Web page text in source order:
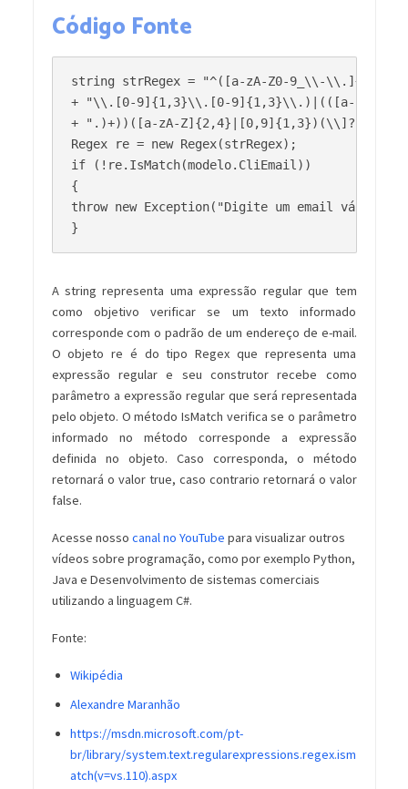
Código Fonte
string strRegex = "^([a-zA-Z0-9_\\-
+ "\\.[0-9]{1,3}\\.[0-9]{1,3}\\.)|(([a-zA-Z0-
+ ".)+))([a-zA-Z]{2,4}|[0,9]{1,3})(\\]?)$";
Regex re = new Regex(strRegex);
if (!re.IsMatch(modelo.CliEmail))
{
throw new Exception("Digite um email
A string representa uma expressão regular que tem
como objetivo verificar se um texto informado
corresponde com o padrão de um endereço de e-mail.
O objeto re é do tipo Regex que representa uma
expressão regular e seu construtor recebe como
parâmetro a expressão regular que será representada
pelo objeto. O método IsMatch verifica se o parâmetro
informado no método corresponde a expressão
definida no objeto. Caso corresponda, o método
retornará o valor true, caso contrario retornará o valor
false.
Acesse nosso canal no YouTube para visualizar outros
vídeos sobre programação, como por exemplo Python,
Java e Desenvolvimento de sistemas comerciais
utilizando a linguagem C#.
Fonte:
Wikipédia
Alexandre Maranhão
https://msdn.microsoft.com/pt-
br/library/system.text.regularexpressions.regex.ism
atch(v=vs.110).aspx